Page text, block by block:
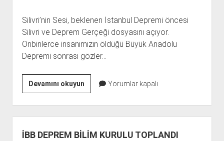
AYIRSAK…”
Silivri’nin Sesi, beklenen İstanbul Depremi öncesi
Silivri ve Deprem Gerçeği dosyasını açıyor.
Onbinlerce insanımızın öldüğü Büyük Anadolu
Depremi sonrası gözler…
Devamını okuyunIŞIKLAR:
“SİLİVRİ’NİN
YAPI
STOĞU
İYİ
Yorumlar kapalı
İBB DEPREM BİLİM KURULU TOPLANDI